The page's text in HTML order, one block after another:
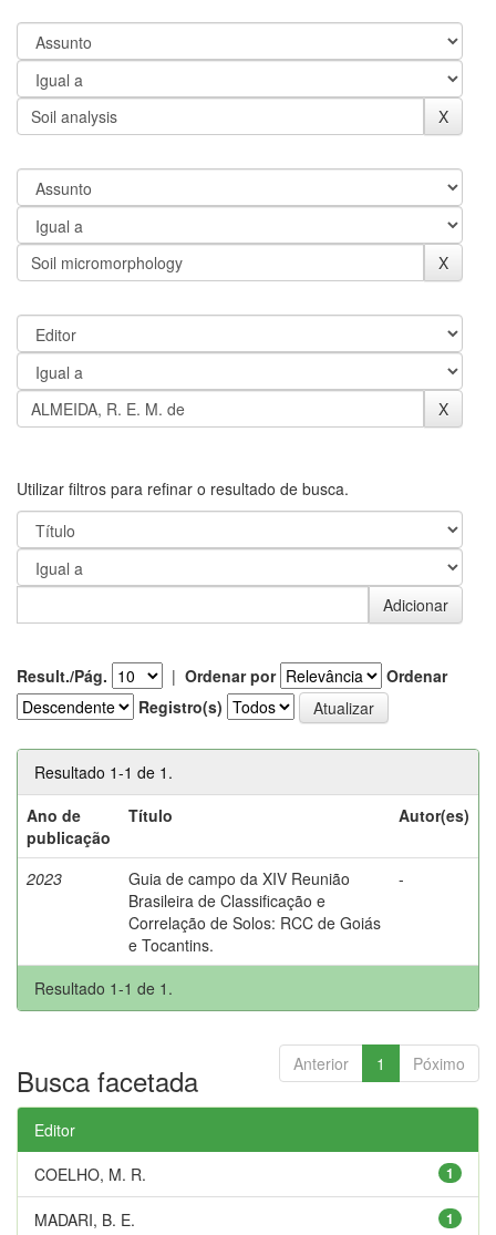
Utilizar filtros para refinar o resultado de busca.
Result./Pág. | Ordenar por
Ordenar
Registro(s)
Resultado 1-1 de 1.
Ano de
publicação
Título Autor(es)
2023
Guia de campo da XIV Reunião
Brasileira de Classificação e
Correlação de Solos: RCC de Goiás
e Tocantins.
-
Resultado 1-1 de 1.
Anterior 1 Póximo
Busca facetada
Editor
1
COELHO, M. R.
1
MADARI, B. E.